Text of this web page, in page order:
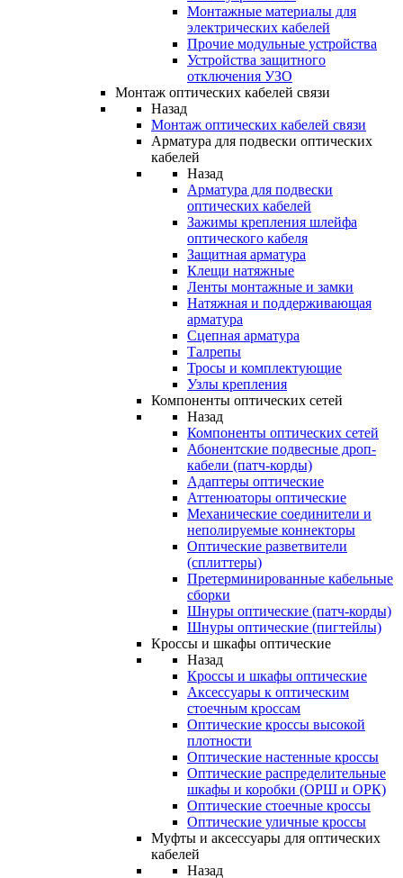
Монтажные материалы для
электрических кабелей
Прочие модульные устройства
Устройства защитного
отключения УЗО
Монтаж оптических кабелей связи
Назад
Монтаж оптических кабелей связи
Арматура для подвески оптических
кабелей
Назад
Арматура для подвески
оптических кабелей
Зажимы крепления шлейфа
оптического кабеля
Защитная арматура
Клещи натяжные
Ленты монтажные и замки
Натяжная и поддерживающая
арматура
Сцепная арматура
Талрепы
Тросы и комплектующие
Узлы крепления
Компоненты оптических сетей
Назад
Компоненты оптических сетей
Абонентские подвесные дроп-
кабели (патч-корды)
Адаптеры оптические
Аттенюаторы оптические
Механические соединители и
неполируемые коннекторы
Оптические разветвители
(сплиттеры)
Претерминированные кабельные
сборки
Шнуры оптические (патч-корды)
Шнуры оптические (пигтейлы)
Кроссы и шкафы оптические
Назад
Кроссы и шкафы оптические
Аксессуары к оптическим
стоечным кроссам
Оптические кроссы высокой
плотности
Оптические настенные кроссы
Оптические распределительные
шкафы и коробки (ОРШ и ОРК)
Оптические стоечные кроссы
Оптические уличные кроссы
Муфты и аксессуары для оптических
кабелей
Назад